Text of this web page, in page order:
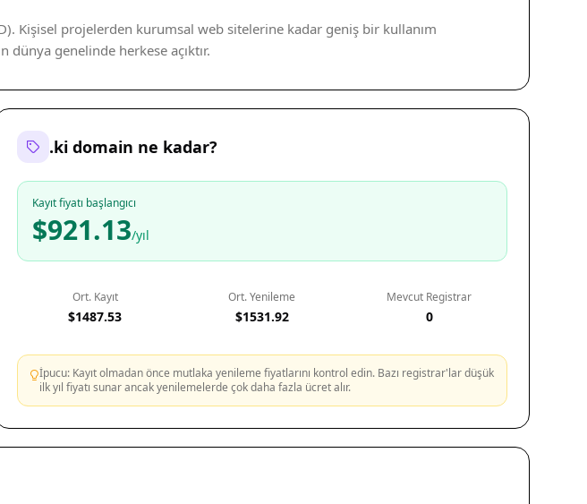
Kişisel projelerden kurumsal web sitelerine kadar geniş bir kullanım
dünya genelinde herkese açıktır.
.ki domain ne kadar?
Kayıt fiyatı başlangıcı
$921.13/yıl
Ort. Kayıt
$1487.53
Ort. Yenileme
$1531.92
Mevcut Registrar
0
İpucu: Kayıt olmadan önce mutlaka yenileme fiyatlarını kontrol edin. Bazı registrar'lar düşük
ilk yıl fiyatı sunar ancak yenilemelerde çok daha fazla ücret alır.